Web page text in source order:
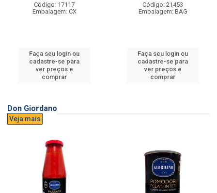
Código: 17117
Embalagem: CX
Faça seu login ou
cadastre-se para
ver preços e
comprar
Código: 21453
Embalagem: BAG
Faça seu login ou
cadastre-se para
ver preços e
comprar
Don Giordano
Veja mais